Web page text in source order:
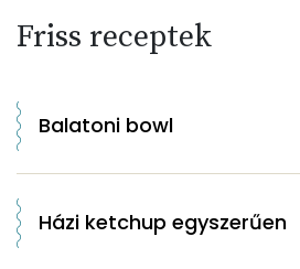
Friss receptek
Balatoni bowl
Házi ketchup egyszerűen